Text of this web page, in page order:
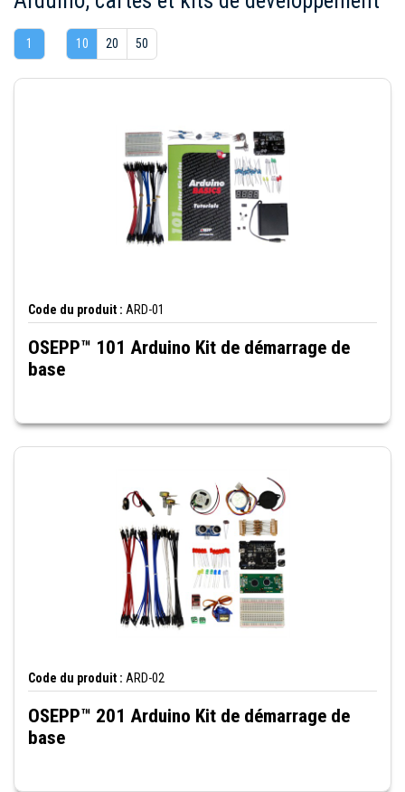
1 10 20 50
Code du produit : ARD-01
OSEPP™ 101 Arduino Kit de démarrage de
base
Code du produit : ARD-02
OSEPP™ 201 Arduino Kit de démarrage de
base